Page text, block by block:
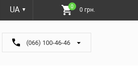
UA ▼
0 0 грн.
(066) 100-46-46